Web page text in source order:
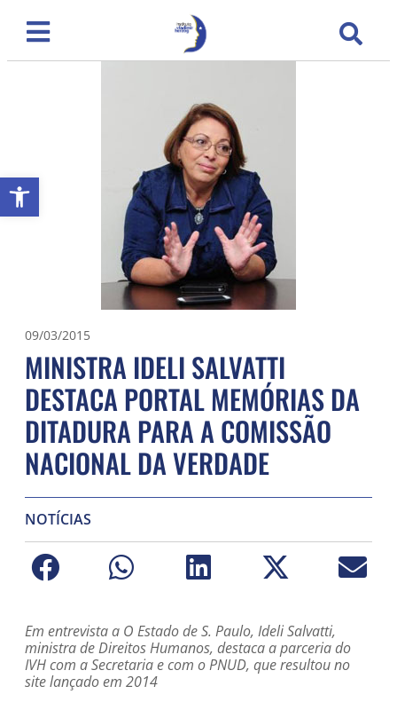
Abrir a barra de ferramentas
09/03/2015
MINISTRA IDELI SALVATTI
DESTACA PORTAL MEMÓRIAS DA
DITADURA PARA A COMISSÃO
NACIONAL DA VERDADE
NOTÍCIAS
Em entrevista a O Estado de S. Paulo, Ideli Salvatti,
ministra de Direitos Humanos, destaca a parceria do
IVH com a Secretaria e com o PNUD, que resultou no
site lançado em 2014